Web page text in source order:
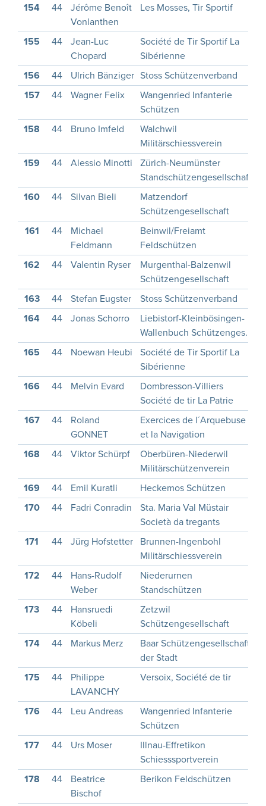
154 44
Jérôme Benoît
Vonlanthen
Les Mosses, Tir Sportif
155 44
Jean-Luc
Chopard
Société de Tir Sportif La
Sibérienne
156 44 Ulrich Bänziger Stoss Schützenverband
157
44 Wagner Felix
Wangenried Infanterie
Schützen
158 44 Bruno Imfeld
Walchwil
Militärschiessverein
159 44 Alessio Minotti
Zürich-Neumünster
Standschützengesellschaft
160 44 Silvan Bieli
Matzendorf
Schützengesellschaft
161 44
Michael
Feldmann
Beinwil/Freiamt
Feldschützen
162 44 Valentin Ryser
Murgenthal-Balzenwil
Schützengesellschaft
163 44 Stefan Eugster Stoss Schützenverband
164
44 Jonas Schorro
Liebistorf-Kleinbösingen-
Wallenbuch Schützenges.
165 44 Noewan Heubi
Société de Tir Sportif La
Sibérienne
166 44 Melvin Evard
Dombresson-Villiers
Société de tir La Patrie
167 44
Roland
GONNET
Exercices de l´Arquebuse
et la Navigation
168 44 Viktor Schürpf
Oberbüren-Niederwil
Militärschützenverein
169 44 Emil Kuratli Heckemos Schützen
170
44 Fadri Conradin
Sta. Maria Val Müstair
Società da tregants
171 44 Jürg Hofstetter
Brunnen-Ingenbohl
Militärschiessverein
172 44
Hans-Rudolf
Weber
Niederurnen
Standschützen
173 44
Hansruedi
Köbeli
Zetzwil
Schützengesellschaft
174 44 Markus Merz
Baar Schützengesellschaft
der Stadt
175 44
Philippe
LAVANCHY
Versoix, Société de tir
176 44 Leu Andreas
Wangenried Infanterie
Schützen
177 44 Urs Moser
Illnau-Effretikon
Schiesssportverein
178 44
Beatrice
Bischof
Berikon Feldschützen